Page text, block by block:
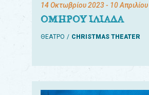
14 Οκτωβρίου 2023- 10
ΟΜΗΡΟΥ ΙΛΙΑΔΑ
ΘΕΑΤΡΟ CHRISTMAS THEATER